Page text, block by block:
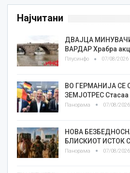
Најчитани
ДВАЈЦА
ВАРДАР Храбра
Плусинфо 07/08/2026
ВО ГЕРМАНИЈА СЕ
ЗЕМЈОТРЕС Стасаа
Панорама 07/08/2026
НОВА
БЛИСКИОТ ИСТОК
Панорама 07/08/2026